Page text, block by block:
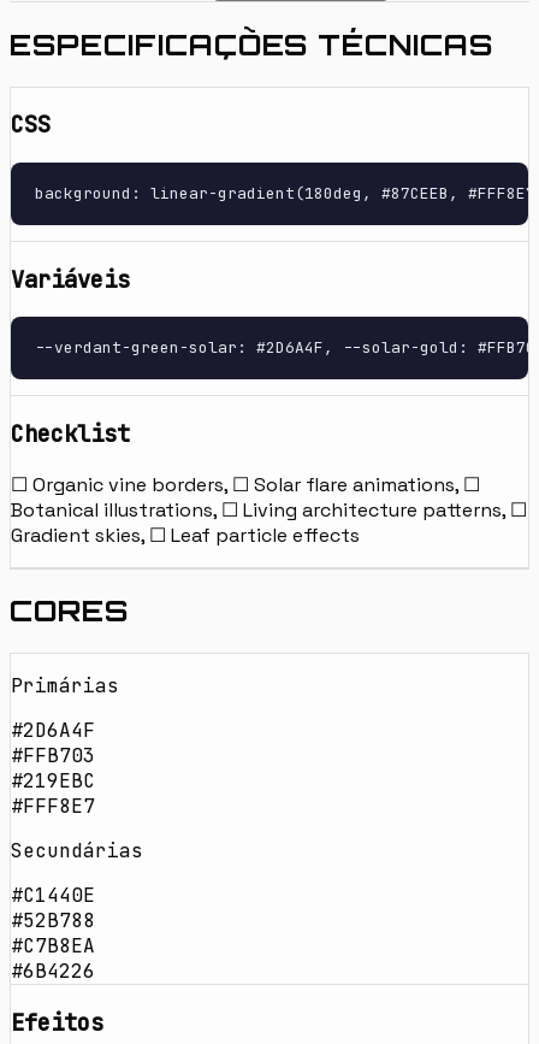
ESPECIFICAÇÕES TÉCNICAS
CSS
background: linear-gradient(180deg, #87CEEB,
Variáveis
--verdant-green-solar: #2D6A4F, --solar-gold:
Checklist
☐ Organic vine borders, ☐ Solar flare animations, ☐
Botanical illustrations, ☐ Living architecture patterns, ☐
Gradient skies, ☐ Leaf particle effects
CORES
Primárias
#2D6A4F
#FFB703
#219EBC
#FFF8E7
Secundárias
#C1440E
#52B788
#C7B8EA
#6B4226
Efeitos